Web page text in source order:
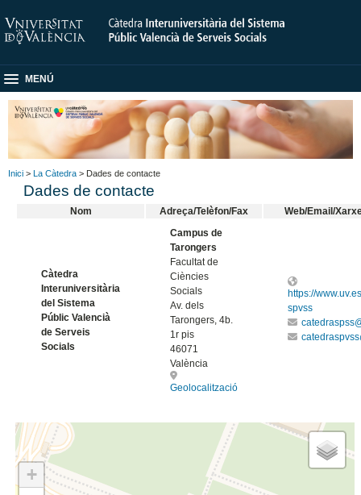
MENÚ
Inici > La Càtedra > Dades de contacte
Dades de contacte
Nom Adreça/Telèfon/Fax Web/Email/
Càtedra
Interuniversitària
del Sistema
Públic Valencià
de Serveis
Socials
Campus de
Tarongers
Facultat de
Ciències
Socials
Av. dels
Tarongers, 4b.
1r pis
46071
València
Geolocalització
https://
spvss
+